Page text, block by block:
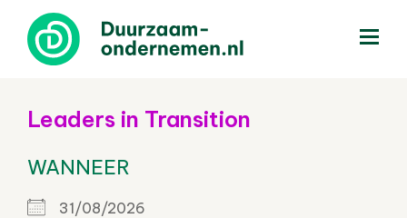
Leaders in Transition
WANNEER
31/08/2026